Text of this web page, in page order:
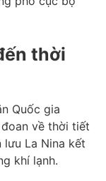
thời
Quốc gia
về thời tiết
La Nina kết
khí lạnh.